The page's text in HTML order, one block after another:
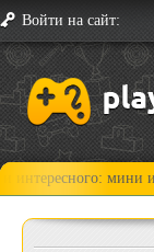
Войти на сайт:
мини игры,